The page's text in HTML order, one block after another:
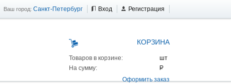
Ваш город: Санкт-Петербург Вход Регистрация
КОРЗИНА
Товаров в корзине:
На сумму:
Оформить заказ